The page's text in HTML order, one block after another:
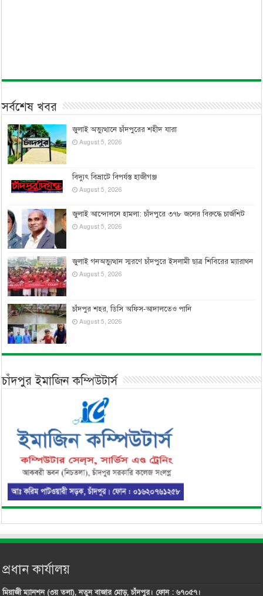
সর্বশেষ খবর
জুলাই অভ্যুত্থানে চাঁদপুরের শহীদ যারা
August 5, 2026
বিদ্যুৎ বিভ্রাটে বিপর্যস্ত হাজীগঞ্জ
August 5, 2026
জুলাই আন্দোলনে হামলা: চাঁদপুরে ৩৭৮ জনের বিরুদ্ধে চার্জশিট
August 5, 2026
জুলাই গনঅভ্যুত্থান স্মরণে চাঁদপুরে ইসলামী ছাত্র শিবিরের ম্যারাথন
August 5, 2026
চাঁদপুর শহর, ডিসি অফিস-আদালতেও পানি
August 5, 2026
চাঁদপুর ইমাজিন কম্পিউটার্স
প্রধান কার্যালয়
মিয়াজী ম্যানশন (৩য় তলা), নতুন বাজার মোড়, চাঁদপুর। ফোন : ৬৭০৫৭।